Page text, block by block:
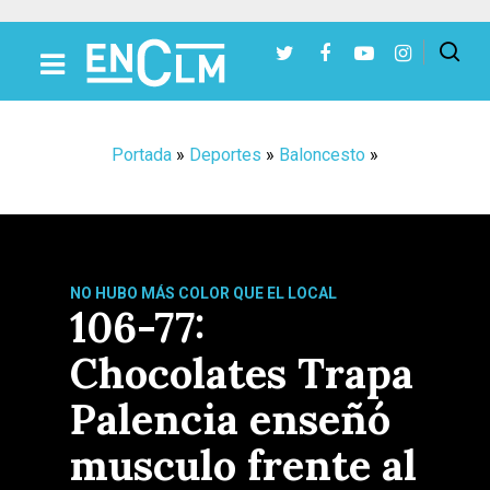
Portada » Deportes » Baloncesto »
NO HUBO MÁS COLOR QUE EL LOCAL
106-77:
Chocolates Trapa
Palencia enseñó
musculo frente al